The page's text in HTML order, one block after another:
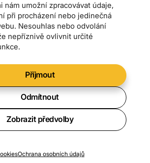
nám umožní zpracovávat údaje,
při procházení nebo jedinečná
Nesouhlas nebo odvolání
nepříznivě ovlivnit určité
Příjmout
Odmítnout
Zobrazit předvolby
Ochrana osobních údajů
o všech novinkách?